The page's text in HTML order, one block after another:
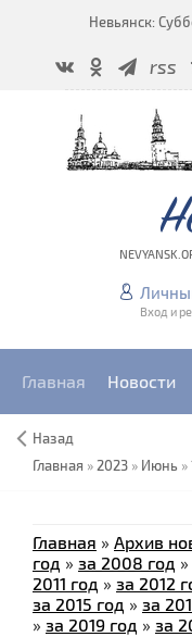
Невьянск:
rss
Вход и
Главная Новости
Назад
Главная » 2023 » Июнь »
Главная » Архив
год » за 2008 год »
2011 год » за 2012
за 2015 год » за
» за 2019 год » за